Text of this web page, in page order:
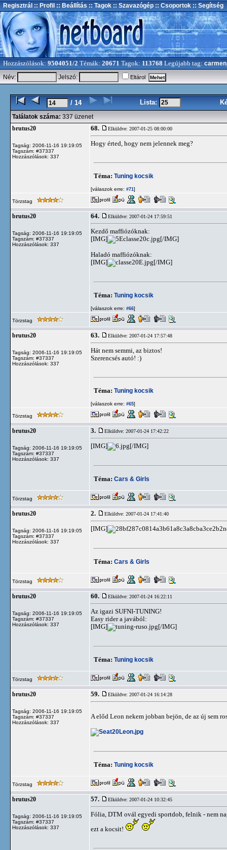
Regisztrál :: Profil :: Beállítás :: Tagok :: Szavazógép :: Csoportok :: Segítség
Hozzászólások: 9504051/2 Témák: 20671 Tagok: 113768 Legújabb tag:
Név:
Jelszó: Eltárol
/ 14 Lista:
Találatok száma: 337 üzenet
brutus20
Tagság: 2006-11-16 19:19:05
Tagszám: #37337
Hozzászólások: 337
68. Elküldve: 2007-01-25 08:00:00
Hogy érted, hogy nem jelennek meg?
Téma: Tuning kocsik
[válaszok erre: #71]
Törzstag
brutus20
Tagság: 2006-11-16 19:19:05
Tagszám: #37337
Hozzászólások: 337
64. Elküldve: 2007-01-24 17:59:51
Kezdő maffiózóknak:
[IMG]
[/IMG]
Haladó maffiózóknak:
[IMG]
[/IMG]
Téma: Tuning kocsik
[válaszok erre: #66]
Törzstag
brutus20
Tagság: 2006-11-16 19:19:05
Tagszám: #37337
Hozzászólások: 337
63. Elküldve: 2007-01-24 17:57:48
Hát nem semmi, az biztos!
Szerencsés autó! :)
Téma: Tuning kocsik
[válaszok erre: #65]
Törzstag
brutus20
Tagság: 2006-11-16 19:19:05
Tagszám: #37337
Hozzászólások: 337
3. Elküldve: 2007-01-24 17:42:22
[IMG] [/IMG]
Téma: Cars & Girls
Törzstag
brutus20
Tagság: 2006-11-16 19:19:05
Tagszám: #37337
Hozzászólások: 337
2. Elküldve: 2007-01-24 17:41:40
[IMG]
Téma: Cars & Girls
Törzstag
brutus20
Tagság: 2006-11-16 19:19:05
Tagszám: #37337
Hozzászólások: 337
60. Elküldve: 2007-01-24 16:22:11
Az igazi SUFNI-TUNING!
Easy rider a javából:
[IMG]
[/IMG]
Téma: Tuning kocsik
Törzstag
brutus20
Tagság: 2006-11-16 19:19:05
Tagszám: #37337
Hozzászólások: 337
59. Elküldve: 2007-01-24 16:14:28
A előd Leon nekem jobban bejön, de az új sem
Téma: Tuning kocsik
Törzstag
brutus20
Tagság: 2006-11-16 19:19:05
Tagszám: #37337
Hozzászólások: 337
57. Elküldve: 2007-01-24 10:32:45
Fólia, DTM ovál egyedi sportdob, felnik - nem
ezt a kocsit!